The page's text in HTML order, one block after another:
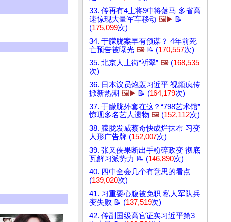
33. 传再有4上将9中将落马 多省高
速惊现大量军车移动 🖼️▶️ 📝
(175,099次)
34. 于朦胧案早有预谋？ 4年前死
亡预告被曝光 🖼️ 📝 (170,557次)
35. 北京人上街“祈翠” 🖼️ (168,535
次)
36. 日本议员炮轰习近平 视频疯传
掀新热潮 🖼️▶️ 📝 (164,179次)
37. 于朦胧外套在这？“798艺术馆”
惊现多名艺人遗物 🖼️ (152,112次)
38. 朦胧发威蔡奇快成烂抹布 习变
人形广告牌 (152,007次)
39. 张又侠果断出手粉碎政变 彻底
瓦解习派势力 📝 (146,890次)
40. 四中全会几个有意思的看点
(139,020次)
41. 习重要心腹被免职 私人军队兵
变失败 📝 (137,519次)
42. 传副国级高官证实习近平第3